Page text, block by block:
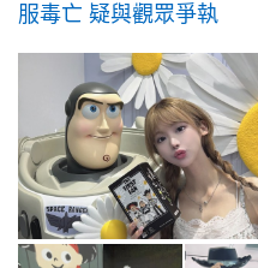
服毒亡 疑與觀眾爭執